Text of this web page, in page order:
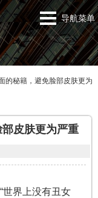
导航菜单
的秘籍，避免脸部皮肤更为
皮肤更为严重
世界上没有丑女